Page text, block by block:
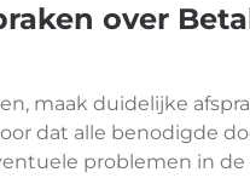
over
maak duidelijke
dat alle benodigde
problemen in